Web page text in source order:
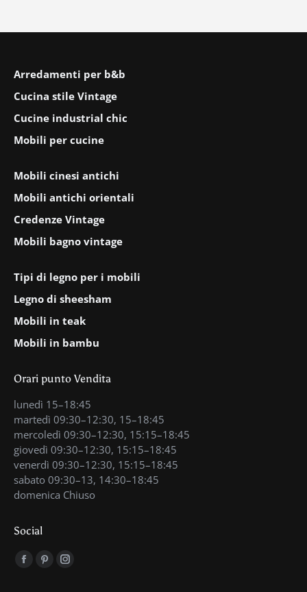
Arredamenti per b&b
Cucina stile Vintage
Cucine industrial chic
Mobili per cucine
Mobili cinesi antichi
Mobili antichi orientali
Credenze Vintage
Mobili bagno vintage
Tipi di legno per i mobili
Legno di sheesham
Mobili in teak
Mobili in bambu
Orari punto Vendita
lunedì 15–18:45
martedì 09:30–12:30, 15–18:45
mercoledì 09:30–12:30, 15:15–18:45
giovedì 09:30–12:30, 15:15–18:45
venerdì 09:30–12:30, 15:15–18:45
sabato 09:30–13, 14:30–18:45
domenica Chiuso
Social
Find us on:
Facebook
PinterestInstagram